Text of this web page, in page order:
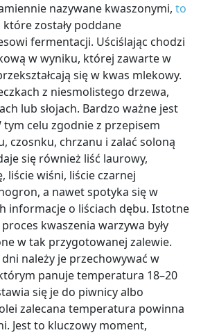
nazywane kwaszonymi, to
które zostały poddane
fermentacji. Uściślając chodzi
w wyniku, której zawarte w
się w kwas mlekowy.
z niesmolistego drzewa,
lub słojach. Bardzo ważne jest
celu zgodnie z przepisem
czosnku, chrzanu i zalać soloną
się również liść laurowy,
liście wiśni, liście czarnej
a nawet spotyka się w
informacje o liściach dębu. Istotne
proces kwaszenia warzywa były
w tak przygotowanej zalewie.
należy je przechowywać w
panuje temperatura 18–20
się je do piwnicy albo
zalecana temperatura powinna
Jest to kluczowy moment,